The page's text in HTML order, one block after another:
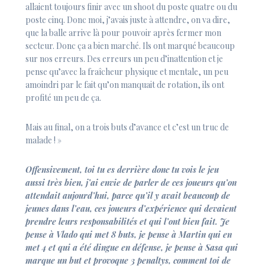
allaient toujours finir avec un shoot du poste quatre ou du
poste cinq. Donc moi, j’avais juste à attendre, on va dire,
que la balle arrive là pour pouvoir après fermer mon
secteur. Donc ça a bien marché. Ils ont marqué beaucoup
sur nos erreurs. Des erreurs un peu d’inattention et je
pense qu’avec la fraîcheur physique et mentale, un peu
amoindri par le fait qu’on manquait de rotation, ils ont
profité un peu de ça.
Mais au final, on a trois buts d’avance et c’est un truc de
malade ! »
Offensivement, toi tu es derrière donc tu vois le jeu
aussi très bien, j’ai envie de parler de ces joueurs qu’on
attendait aujourd’hui, parce qu’il y avait beaucoup de
jeunes dans l’eau, ces joueurs d’expérience qui devaient
prendre leurs responsabilités et qui l’ont bien fait. Je
pense à Vlado qui met 8 buts, je pense à Martin qui en
met 4 et qui a été dingue en défense, je pense à Sasa qui
marque un but et provoque 3 penaltys, comment toi de